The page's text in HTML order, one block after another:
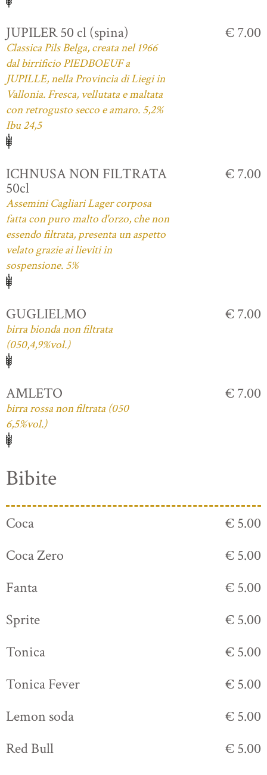
JUPILER 50 cl (spina)
Classica Pils Belga, creata nel 1966
dal birrificio PIEDBOEUF a
JUPILLE, nella Provincia di Liegi in
Vallonia. Fresca, vellutata e maltata
con retrogusto secco e amaro. 5,2%
Ibu 24,5
€ 7.00
ICHNUSA NON FILTRATA
50cl
Assemini Cagliari Lager corposa
fatta con puro malto d'orzo, che non
essendo filtrata, presenta un aspetto
velato grazie ai lieviti in
sospensione. 5%
€ 7.00
GUGLIELMO
birra bionda non filtrata
(050,4,9%vol.)
€ 7.00
AMLETO
birra rossa non filtrata (050
6,5%vol.)
€ 7.00
Bibite
Coca
€ 5.00
Coca Zero
€ 5.00
Fanta
€ 5.00
Sprite
€ 5.00
Tonica
€ 5.00
Tonica Fever
€ 5.00
Lemon soda
€ 5.00
Red Bull
€ 5.00